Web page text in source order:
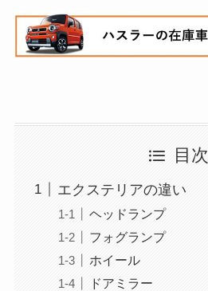
目次
エクステリアの違い
ヘッドランプ
フォグランプ
ホイール
ドアミラー